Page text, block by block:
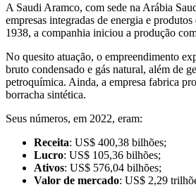
A Saudi Aramco, com sede na Arábia
empresas integradas de energia e
1938, a companhia iniciou a produção
No quesito atuação, o empreendimento
bruto condensado e gás natural, além de
petroquímica. Ainda, a empresa fabrica
borracha sintética.
Seus números, em 2022, eram:
Receita: US$ 400,38 bilhões;
Lucro: US$ 105,36 bilhões;
Ativos: US$ 576,04 bilhões;
Valor de mercado: US$ 2,29